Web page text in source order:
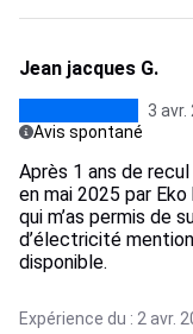
Jean jacques G.
3 avr.
Avis spontané
Après 1 ans de
en mai 2025 par
qui m’as permis de
d’électricité
disponible.
Expérience du : 2 avr.